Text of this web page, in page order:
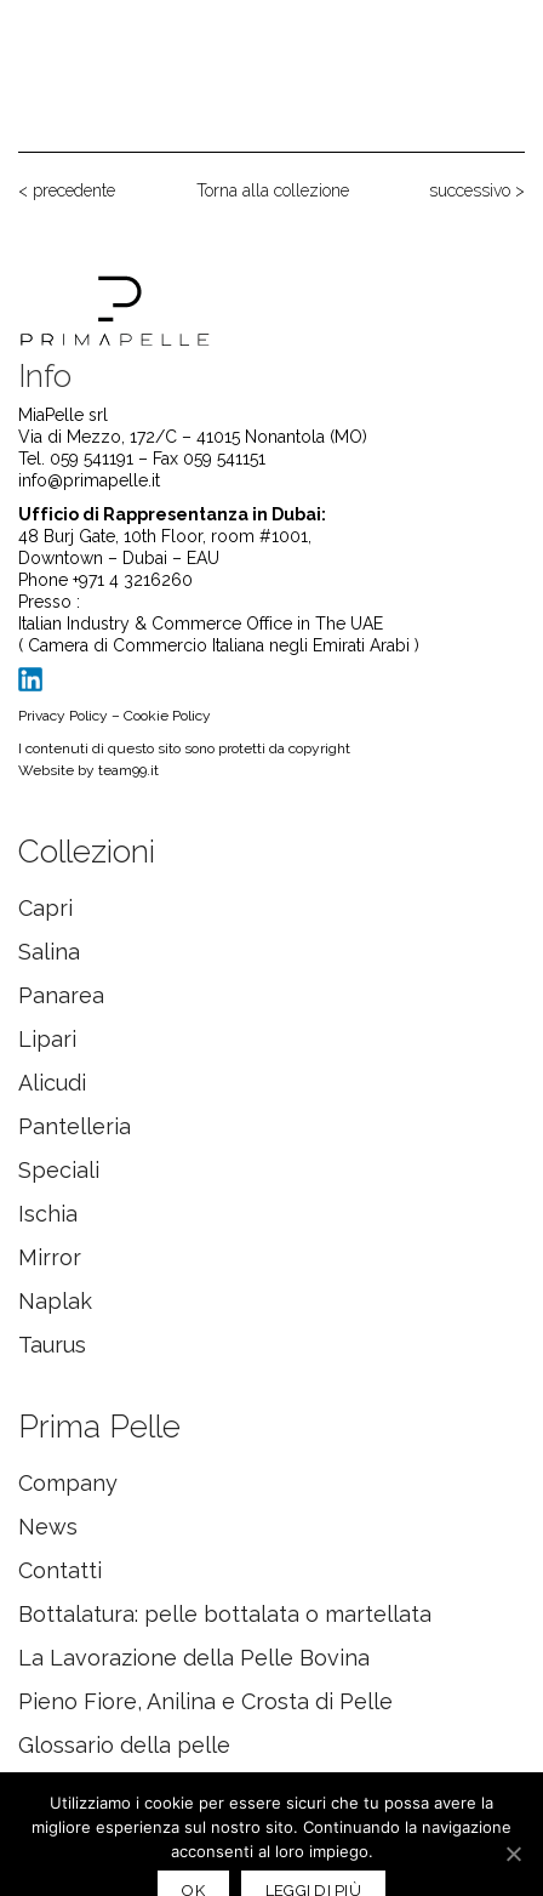
< precedente Torna alla collezione successivo >
Info
MiaPelle srl
Via di Mezzo, 172/C – 41015 Nonantola (MO)
Tel. 059 541191 – Fax 059 541151
info@primapelle.it
Ufficio di Rappresentanza in Dubai:
48 Burj Gate, 10th Floor, room #1001,
Downtown – Dubai – EAU
Phone +971 4 3216260
Presso :
Italian Industry & Commerce Office in The UAE
( Camera di Commercio Italiana negli Emirati Arabi )
Privacy Policy – Cookie Policy
I contenuti di questo sito sono protetti da copyright
Website by team99.it
Collezioni
Capri
Salina
Panarea
Lipari
Alicudi
Pantelleria
Speciali
Ischia
Mirror
Naplak
Taurus
Prima Pelle
Company
News
Contatti
Bottalatura: pelle bottalata o martellata
La Lavorazione della Pelle Bovina
Pieno Fiore, Anilina e Crosta di Pelle
Glossario della pelle
© 2020 PRIMAPELLE
Utilizziamo i cookie per essere sicuri che tu possa avere la
migliore esperienza sul nostro sito. Continuando la navigazione
acconsenti al loro impiego.
OK LEGGI DI PIÙ